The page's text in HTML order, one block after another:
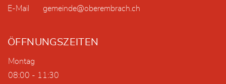
E-Mail
gemeinde@oberembrach.ch
ÖFFNUNGSZEITEN
Montag
08:00 - 11:30